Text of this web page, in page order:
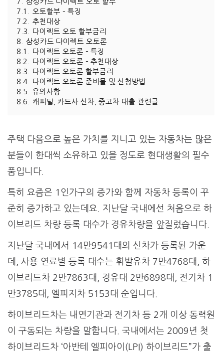
7.1.
오토할부 – 특징
7.2.
추천대상
7.3.
다이렉트 오토 할부금리
8.
삼성카드 다이렉트 오토론
8.1.
다이렉트 오토론 – 특징
8.2.
다이렉트 오토론 – 추천대상
8.3.
다이렉트 오토론 할부금리
8.4.
다이렉트 오토론 준비물 및 신청방법
8.5.
유의사항
8.6.
캐피탈, 카드사 신차, 중고차 대출 관련글
주택 다음으로 높은 가치를 지니고 있는 자동차는 많은
분들이 한대씩 소유하고 있을 정도로 현대생활의 필수
품입니다.
특히 요즘은 1인가구의 증가와 함께 자동차 등록이 꾸
준히 증가하고 있는데요. 지난달 국내에선 처음으로 하
이브리드 차량 등록 대수가 경유차량을 앞질렀습니다.
지난달 국내에서 14만9541대의 신차가 등록된 가운
데, 사용 연료별 등록 대수는 휘발유차 7만4768대, 하
이브리드차 2만7863대, 경유대 2만6898대, 전기차 1
만3785대, 엘피지차 5153대 순입니다.
하이브리드차는 내연기관과 전기차 등 2개 이상 동력원
이 구동되는 차량을 말합니다. 국내에서는 2009년 첫
하이브리드차 ‘아반테 엘피아이(LPI) 하이브리드”가 출